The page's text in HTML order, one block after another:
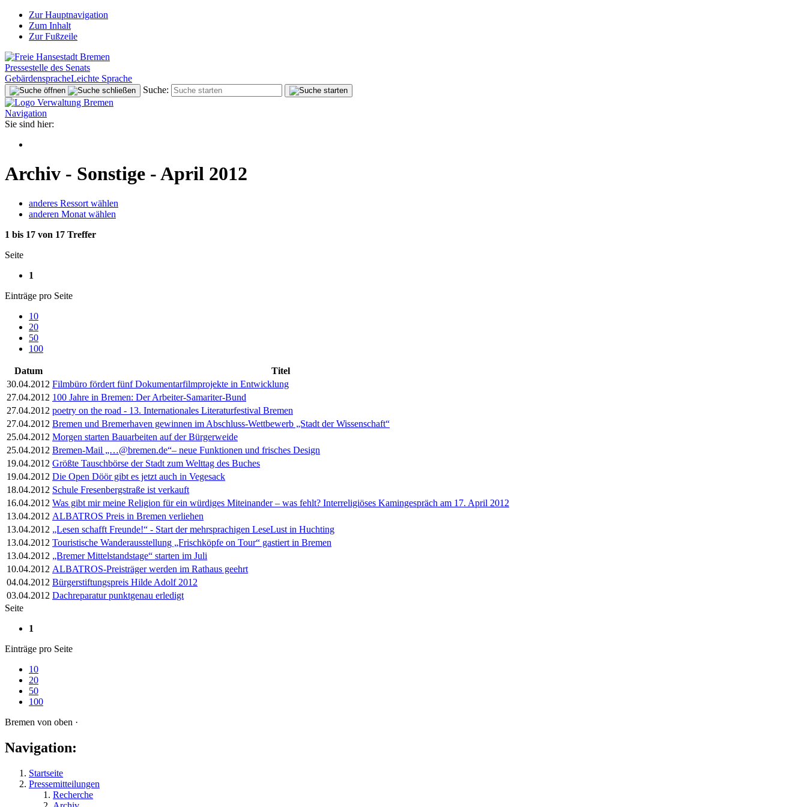
Zur Hauptnavigation
Zum Inhalt
Zur Fußzeile
Pressestelle des Senats
GebärdenspracheLeichte Sprache
Suche:
Navigation
Sie sind hier:
Archiv - Sonstige - April 2012
anderes Ressort wählen
anderen Monat wählen
1 bis 17 von 17 Treffer
Seite
1
Einträge pro Seite
10
20
50
100
Datum
Titel
30.04.2012 Filmbüro fördert fünf Dokumentarfilmprojekte in Entwicklung
27.04.2012 100 Jahre in Bremen: Der Arbeiter-Samariter-Bund
27.04.2012 poetry on the road - 13. Internationales Literaturfestival Bremen
27.04.2012 Bremen und Bremerhaven gewinnen im Abschluss-Wettbewerb „Stadt der Wissenschaft“
25.04.2012 Morgen starten Bauarbeiten auf der Bürgerweide
25.04.2012 Bremen-Mail „…@bremen.de“– neue Funktionen und frisches Design
19.04.2012 Größte Tauschbörse der Stadt zum Welttag des Buches
19.04.2012 Die Open Döör gibt es jetzt auch in Vegesack
18.04.2012 Schule Fresenbergstraße ist verkauft
16.04.2012 Was gibt mir meine Religion für ein würdiges Miteinander – was fehlt? Interreligiöses Kamingespräch am 17. April 2012
13.04.2012 ALBATROS Preis in Bremen verliehen
13.04.2012 „Lesen schafft Freunde!“ - Start der mehrsprachigen LeseLust in Huchting
13.04.2012 Touristische Wanderausstellung „Frischköpfe on Tour“ gastiert in Bremen
13.04.2012 „Bremer Mittelstandstage“ starten im Juli
10.04.2012 ALBATROS-Preisträger werden im Rathaus geehrt
04.04.2012 Bürgerstiftungspreis Hilde Adolf 2012
03.04.2012 Dachreparatur punktgenau erledigt
Seite
1
Einträge pro Seite
10
20
50
100
Bremen von oben ·
Navigation:
Startseite
Pressemitteilungen
Recherche